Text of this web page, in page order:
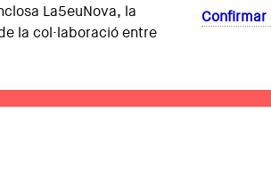
La5euNova, la
la col·laboració entre